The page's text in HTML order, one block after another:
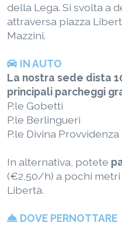
della Lega. Si svolta a
attraversa piazza
Mazzini.
IN AUTO
La nostra sede dista
principali parcheggi
P.le Gobetti
P.le Berlingueri
P.le Divina Provvidenza
In alternativa, potete
(€2,50/h) a pochi metri
Libertà.
DOVE PERNOTTARE